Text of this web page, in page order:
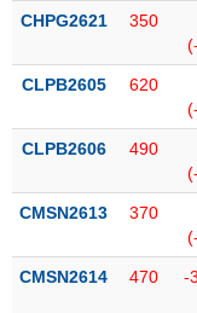
kỹ
Hồ
doanh
nghiệp
Tin
tức
kiện
CHPG2621 350
CLPB2605 620
CLPB2606 490
CMSN2613 370
CMSN2614 470 -
NGUYÊN
LIỆU